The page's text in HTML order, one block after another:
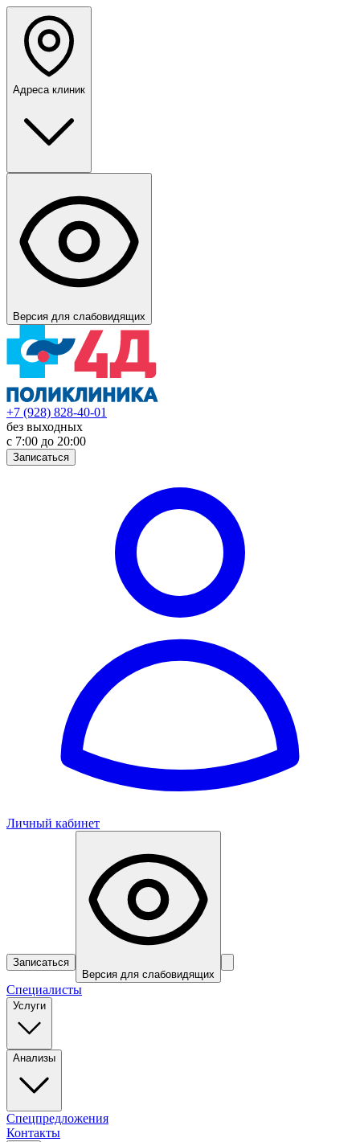
Адреса клиник
Версия для слабовидящих
+7 (928) 828-40-01
без выходных
с 7:00 до 20:00
Записаться
Личный кабинет
Записаться
Версия для слабовидящих
Специалисты
Услуги
Анализы
Спецпредложения
Контакты